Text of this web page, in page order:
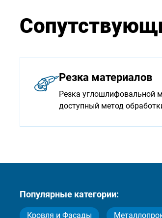
Резка материалов
Резка углошлифовальной
доступный метод
Популярные категории:
Кровля и Фасады